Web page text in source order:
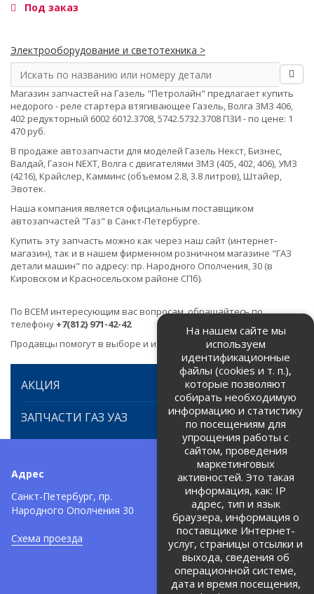
Под заказ
Электрооборудование и светотехника >
Магазин запчастей на Газель "Петролайн" предлагает купить
недорого - реле стартера втягивающее Газель, Волга ЗМЗ 406,
402 редукторный 6002 6012.3708, 5742.5732.3708 ПЗИ - по цене: 1
470 руб.
В продаже автозапчасти для моделей Газель Некст, Бизнес,
Валдай, Газон NEXT, Волга с двигателями ЗМЗ (405, 402, 406), УМЗ
(4216), Крайслер, Камминс (объемом 2.8, 3.8 литров), Штайер,
Эвотек.
Наша компания является официальным поставщиком
автозапчастей "Газ" в Санкт-Петербурге.
Купить эту запчасть можно как через наш сайт (интернет-
магазин), так и в нашем фирменном розничном магазине "ГАЗ
детали машин" по адресу: пр. Народного Ополчения, 30 (в
Кировском и Красносельском районе СПб).
По ВСЕМ интересующим вас вопросам, обращайтесь по
телефону +7(812) 971-42-42
Продавцы помогут в выборе и идентификации товара.
АКЦИЯ
ЗАПЧАСТИ ГАЗ УАЗ
Адрес
Санкт-Петербург, пр.
Народного Ополчения 30
Схема проезда
Телефоны:
+7 (812) 971-42-42
Политика об обработке и
защите персональных данных
Соглашение на обработку
персональных данных
На нашем сайте мы
используем
идентификационные
файлы (cookies и т. п.),
которые позволяют
собирать необходимую
информацию и статистику
по посещениям для
упрощения работы с
сайтом, проведения
маркетинговых
активностей. Это такая
информация, как: IP
адрес, тип и язык
браузера, информация о
поставщике Интернет-
услуг, страницы отсылки и
выхода, сведения об
операционной системе,
дата и время посещения,